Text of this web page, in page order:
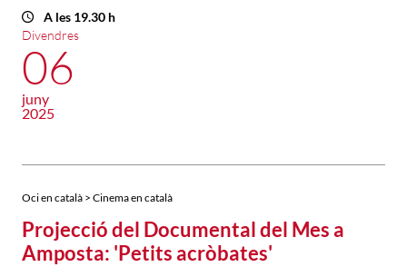
A les 19.30 h
Divendres
06
juny
2025
Oci en català > Cinema en català
Projecció del Documental del Mes a
Amposta: 'Petits acròbates'